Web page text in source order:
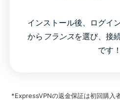
インストール後、ログイ
から フランスを選び、接
です！
*ExpressVPNの返金保証は初回購入